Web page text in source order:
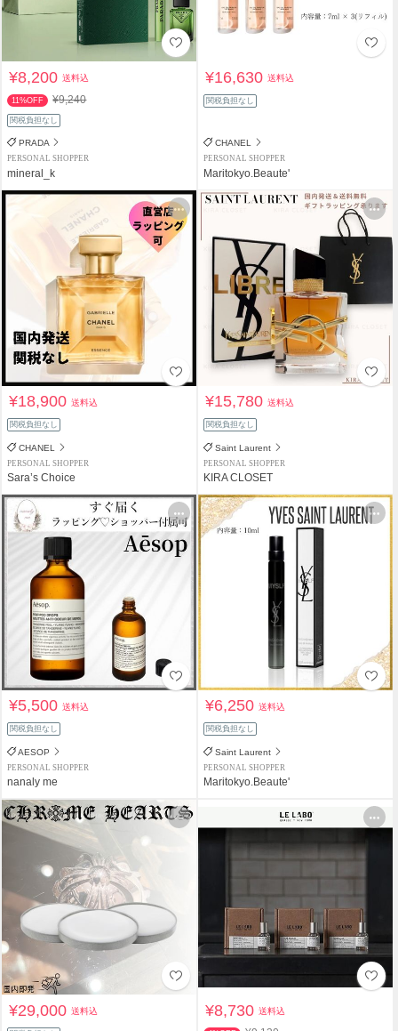
¥8,200送料込
11%OFF ¥9,240
関税負担なし
PRADA
PERSONAL SHOPPER
mineral_k
¥16,630送料込
関税負担なし
CHANEL
PERSONAL SHOPPER
Maritokyo.Beaute'
¥18,900送料込
関税負担なし
CHANEL
PERSONAL SHOPPER
Sara’s Choice
¥15,780送料込
関税負担なし
Saint Laurent
PERSONAL SHOPPER
KIRA CLOSET
¥5,500送料込
関税負担なし
AESOP
PERSONAL SHOPPER
nanaly me
¥6,250送料込
関税負担なし
Saint Laurent
PERSONAL SHOPPER
Maritokyo.Beaute'
¥29,000送料込 ¥8,730送料込